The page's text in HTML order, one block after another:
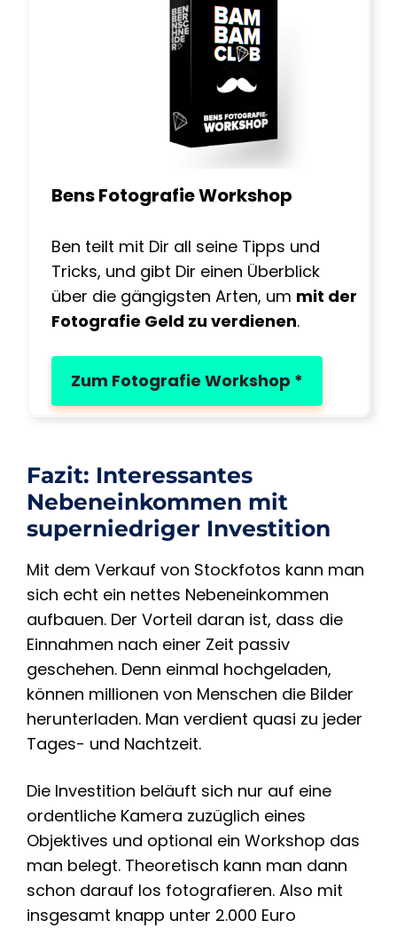
Bens Fotografie Workshop
Ben teilt mit Dir all seine Tipps und
Tricks, und gibt Dir einen Überblick
über die gängigsten Arten, um mit der
Fotografie Geld zu verdienen.
Zum Fotografie Workshop *
Fazit: Interessantes
Nebeneinkommen mit
superniedriger Investition
Mit dem Verkauf von Stockfotos kann man
sich echt ein nettes Nebeneinkommen
aufbauen. Der Vorteil daran ist, dass die
Einnahmen nach einer Zeit passiv
geschehen. Denn einmal hochgeladen,
können millionen von Menschen die Bilder
herunterladen. Man verdient quasi zu jeder
Tages- und Nachtzeit.
Die Investition beläuft sich nur auf eine
ordentliche Kamera zuzüglich eines
Objektives und optional ein Workshop das
man belegt. Theoretisch kann man dann
schon darauf los fotografieren. Also mit
insgesamt knapp unter 2.000 Euro